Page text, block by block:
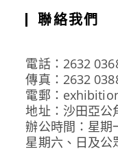
聯絡我們
電話：2632
傳真：2632
電郵：
地址：沙田亞公
辦公時間：星
星期六、日及公